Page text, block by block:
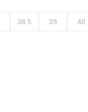
38,5 39 40